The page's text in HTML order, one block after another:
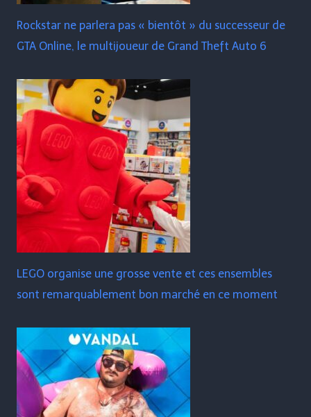
Rockstar ne parlera pas « bientôt » du successeur de
GTA Online, le multijoueur de Grand Theft Auto 6
LEGO organise une grosse vente et ces ensembles
sont remarquablement bon marché en ce moment